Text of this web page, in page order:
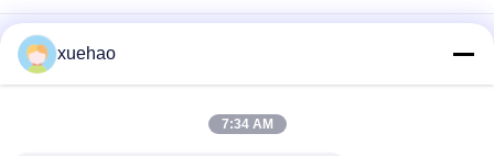
무거운 철강 도장 ASME 해양 셰프트 도장,선수 셰프트, 꼬리 셰프
트, 스티어 스톡
xuehao
7:34 AM